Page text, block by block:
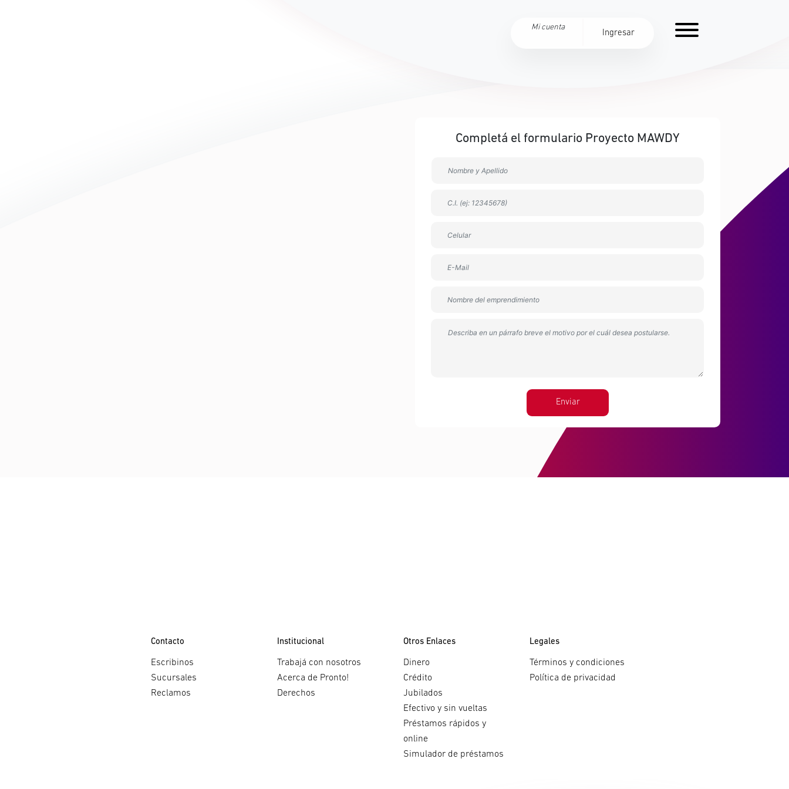
Mi cuenta
Ingresar
Completá el formulario Proyecto MAWDY
Enviar
Contacto
Escribinos
Sucursales
Reclamos
Institucional
Trabajá con nosotros
Acerca de Pronto!
Derechos
Otros Enlaces
Dinero
Crédito
Jubilados
Efectivo y sin vueltas
Préstamos rápidos y
online
Simulador de préstamos
Legales
Términos y condiciones
Política de privacidad